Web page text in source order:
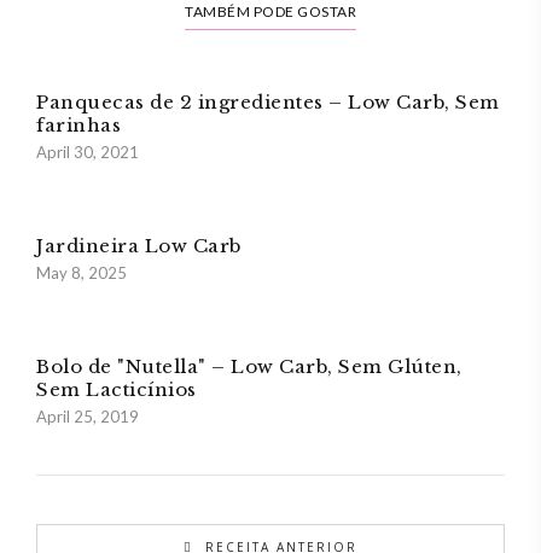
TAMBÉM PODE GOSTAR
Panquecas de 2 ingredientes – Low Carb, Sem
farinhas
April 30, 2021
Jardineira Low Carb
May 8, 2025
Bolo de "Nutella" – Low Carb, Sem Glúten,
Sem Lacticínios
April 25, 2019
RECEITA ANTERIOR